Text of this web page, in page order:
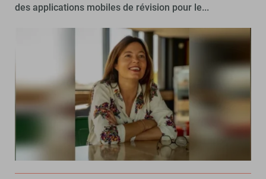
des applications mobiles de révision pour le...